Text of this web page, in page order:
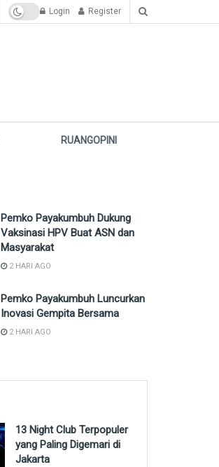
Login Register
RUANGOPINI
Pemko Payakumbuh Dukung
Vaksinasi HPV Buat ASN dan
Masyarakat
2 HARI AGO
Pemko Payakumbuh Luncurkan
Inovasi Gempita Bersama
2 HARI AGO
13 Night Club Terpopuler
yang Paling Digemari di
Jakarta